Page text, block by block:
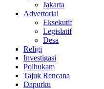
Jakarta
Advertorial
Eksekutif
Legislatif
Desa
Religi
Investigasi
Polhukam
Tajuk Rencana
Dapurku